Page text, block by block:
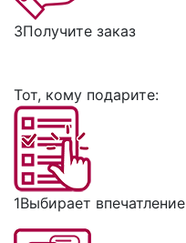
3Получите заказ
Тот, кому подарите:
1Выбирает впечатление